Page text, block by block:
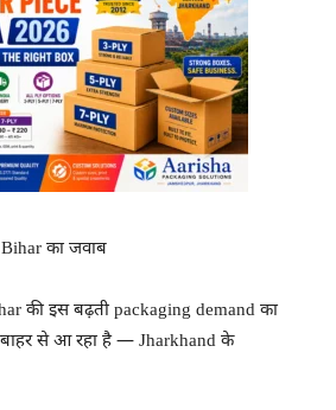
का जवाब
की इस बढ़ती packaging demand का
से आ रहा है — Jharkhand के